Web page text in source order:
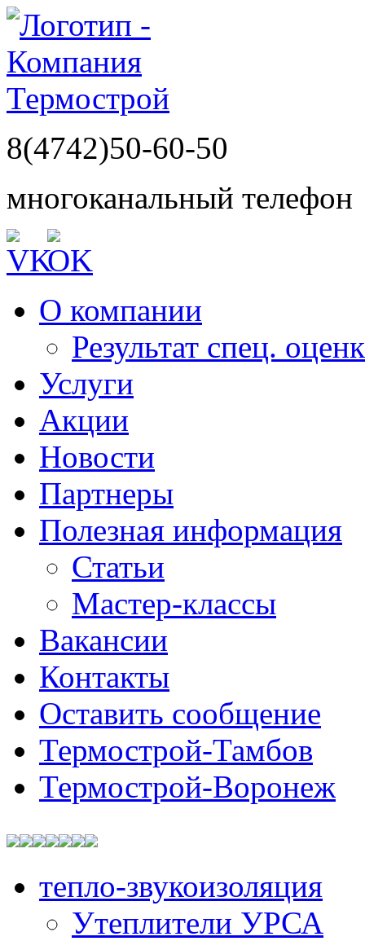
8(4742)50-60-50
многоканальный телефон
О компании
Результат спец.
Услуги
Акции
Новости
Партнеры
Полезная информация
Статьи
Мастер-классы
Вакансии
Контакты
Оставить сообщение
Термострой-Тамбов
Термострой-Воронеж
тепло-звукоизоляция
Утеплители УРСА